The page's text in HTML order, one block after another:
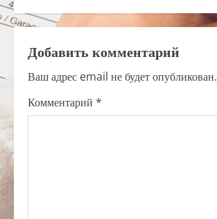
t
n
a
v
Добавить комментарий
Ваш адрес email не будет опубликован.
Комментарий *